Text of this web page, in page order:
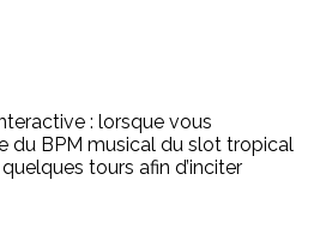
: lorsque vous
du BPM musical du slot tropical
tours afin d’inciter